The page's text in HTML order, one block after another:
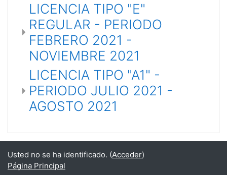
LICENCIA TIPO "E"
REGULAR - PERIODO
FEBRERO 2021 -
NOVIEMBRE 2021
LICENCIA TIPO "A1" -
PERIODO JULIO 2021 -
AGOSTO 2021
Usted no se ha identificado. (Acceder)
Página Principal